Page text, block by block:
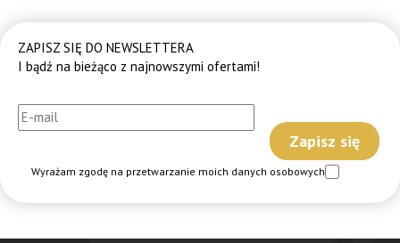
ZAPISZ SIĘ DO NEWSLETTERA
I bądź na bieżąco z najnowszymi ofertami!
Wyrażam zgodę na przetwarzanie moich danych osobowych